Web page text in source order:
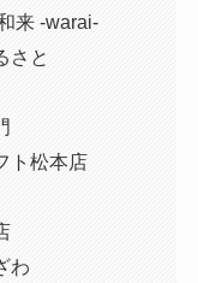
来 -warai-
さと
ト松本店
わ